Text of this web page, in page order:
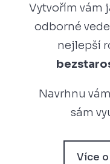
Vytvořím vám
odborné
nejlepší
Navrhnu vám
sám
Více o